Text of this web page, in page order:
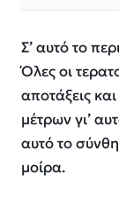
Σ’ αυτό το
Όλες οι
αποτάξεις
μέτρων γι’
αυτό το
μοίρα.